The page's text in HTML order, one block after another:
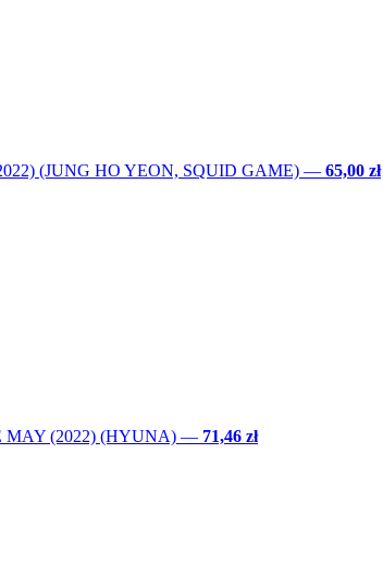
(JUNG HO YEON, SQUID GAME) — 65,00 zł
MAY (2022) (HYUNA) — 71,46 zł